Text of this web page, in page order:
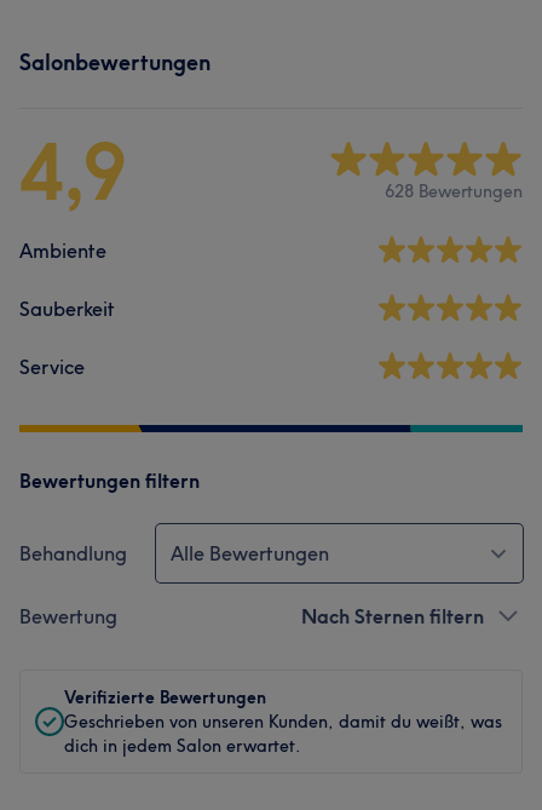
Salonbewertungen
4,9 628 Bewertungen
Ambiente
Sauberkeit
Service
Bewertungen filtern
Behandlung Alle Bewertungen
Bewertung Nach Sternen filtern
Verifizierte Bewertungen
Geschrieben von unseren Kunden, damit du weißt, was
dich in jedem Salon erwartet.